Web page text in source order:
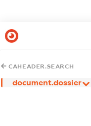
CAHEADER.SEARCH
document.dossier